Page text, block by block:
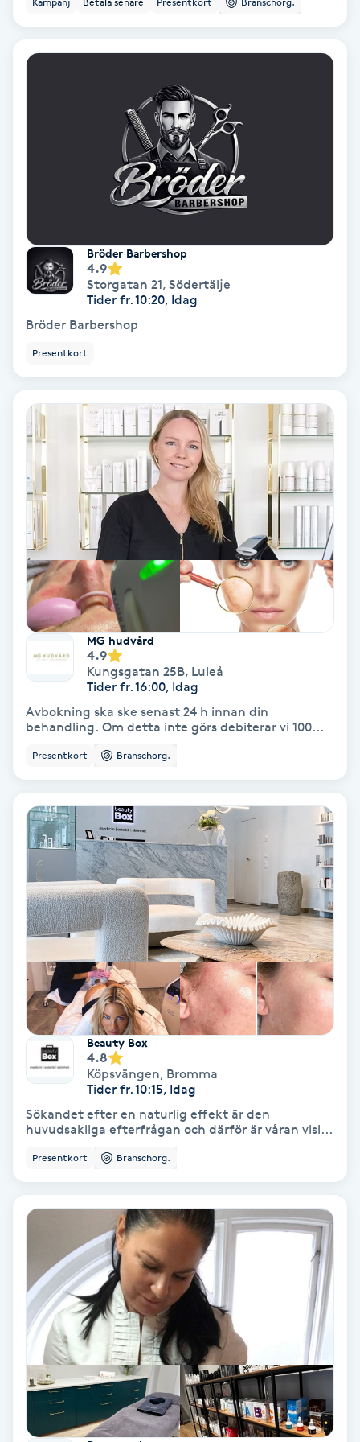
Barnklippning
Blowout
Brynformning
Brynfärgning
Brynplockning
Bröllopsuppsättning
Celluliter
Coachning
Color correction
Damklippning
Dermapen
Diamantslipning
Enzympeeling
Extensions
Extensions borttagning
Eyeliner-tatuering
Faceliftmassage
Fet hårbotten
Fettreducering
Fibromassage
Bröder Barbershop
4.9
Storgatan 21, Södertälje
Tider fr. 10:20, Idag
Bröder Barbershop
Presentkort
MG hudvård
4.9
Kungsgatan 25B, Luleå
Tider fr. 16:00, Idag
Avbokning ska ske senast 24 h innan din
behandling. Om detta inte görs debiterar vi 100...
Presentkort Branschorg.
Beauty Box
4.8
Köpsvängen, Bromma
Tider fr. 10:15, Idag
Sökandet efter en naturlig effekt är den
huvudsakliga efterfrågan och därför är våran visi...
Presentkort Branschorg.